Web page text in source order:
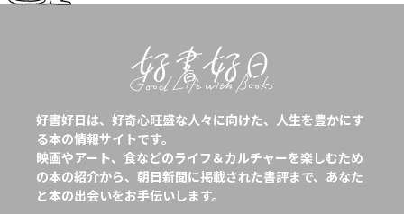
好書好日は、好奇心旺盛な人々に向けた、人生を豊かにす
る本の情報サイトです。
映画やアート、食などのライフ＆カルチャーを楽しむため
の本の紹介から、朝日新聞に掲載された書評まで、あなた
と本の出会いをお手伝いします。